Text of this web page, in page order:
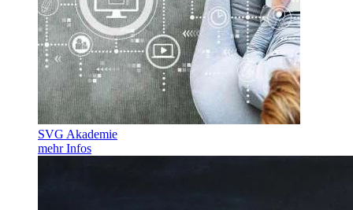
SVG Akademie
mehr Infos